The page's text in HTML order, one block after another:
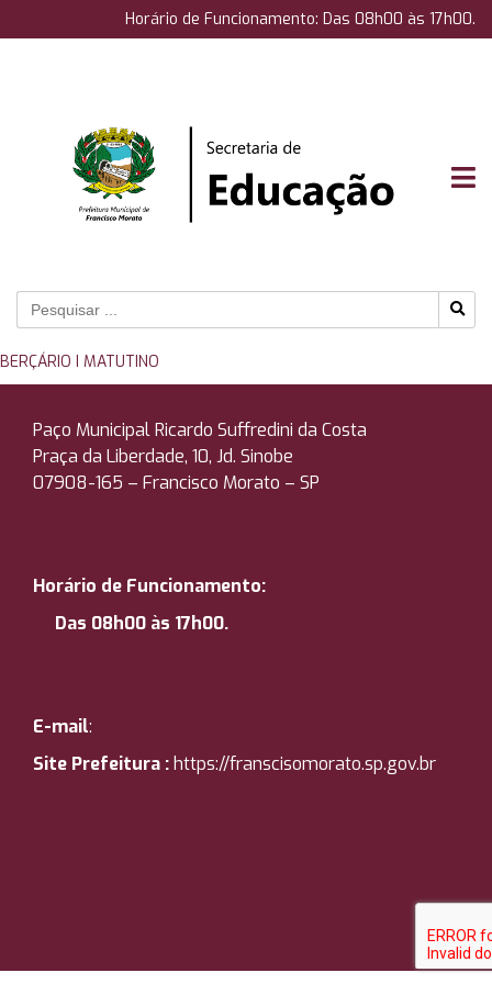
Horário de Funcionamento: Das 08h00 às 17h00.
BERÇÁRIO I MATUTINO
Paço Municipal Ricardo Suffredini da Costa
Praça da Liberdade, 10, Jd. Sinobe
07908-165 – Francisco Morato – SP
Horário de Funcionamento:
Das 08h00 às 17h00.
E-mail:
Site Prefeitura :https://franscisomorato.sp.gov.br